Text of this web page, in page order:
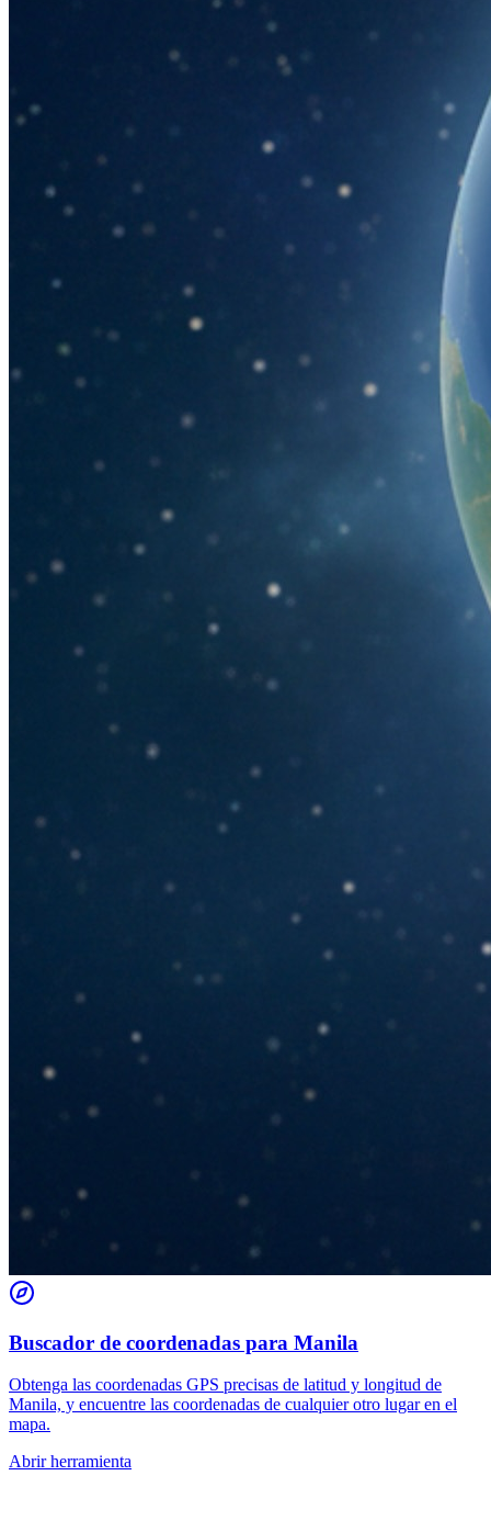
Buscador de coordenadas para Manila
Obtenga las coordenadas GPS precisas de latitud y longitud de
Manila, y encuentre las coordenadas de cualquier otro lugar en el
mapa.
Abrir herramienta